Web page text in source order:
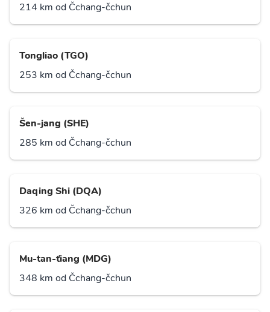
214 km od Čchang-čchun
Tongliao (TGO)
253 km od Čchang-čchun
Šen-jang (SHE)
285 km od Čchang-čchun
Daqing Shi (DQA)
326 km od Čchang-čchun
Mu-tan-ťiang (MDG)
348 km od Čchang-čchun